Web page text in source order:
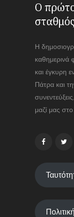
Ο
Η
καθημερινά
και έγκυρη
Πάτρα και
μαζί μας